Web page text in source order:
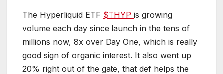
The Hyperliquid ETF $THYP is growing
volume each day since launch in the tens of
millions now, 8x over Day One, which is really
good sign of organic interest. It also went up
20% right out of the gate, that def helps the